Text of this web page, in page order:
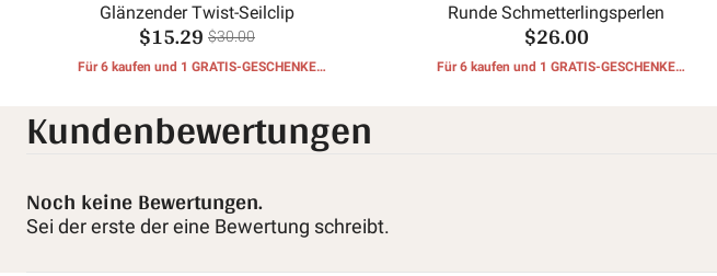
Glänzender Twist-Seilclip
$15.29 $30.00
Für 6 kaufen und 1 GRATIS-GESCHENKE
Runde Schmetterlingsperlen
$26.00
Für 6 kaufen und 1 GRATIS-GESCHENKE
Kundenbewertungen
Noch keine Bewertungen.
Sei der erste der eine Bewertung schreibt.